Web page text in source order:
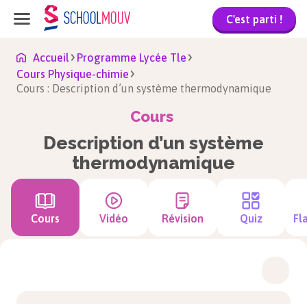
C'est parti !
Accueil
Programme Lycée Tle
Cours Physique-chimie
Cours : Description d’un système thermodynamique
Cours
Description d’un système
thermodynamique
Cours Vidéo Révision Quiz